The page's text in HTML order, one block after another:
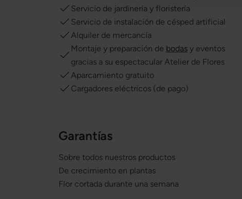
Servicio de jardinería y floristería
Servicio de instalación de césped artificial
Alquiler de mercancía
Montaje y preparación de bodas y eventos
gracias a su espectacular Atelier de Flores
Aparcamiento gratuito
Cargadores eléctricos (de pago)
Garantías
Sobre todos nuestros productos
De crecimiento en plantas
Flor cortada durante una semana